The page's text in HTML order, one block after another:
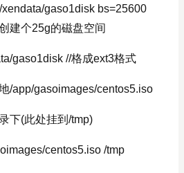
gaso1disk bs=25600
建个25g的磁盘空间
gaso1disk //格成ext3格式
/app/gasoimages/centos5.iso
下(此处挂到/tmp)
centos5.iso /tmp